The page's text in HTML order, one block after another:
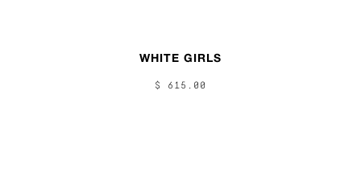
WHITE GIRLS
$ 615.00